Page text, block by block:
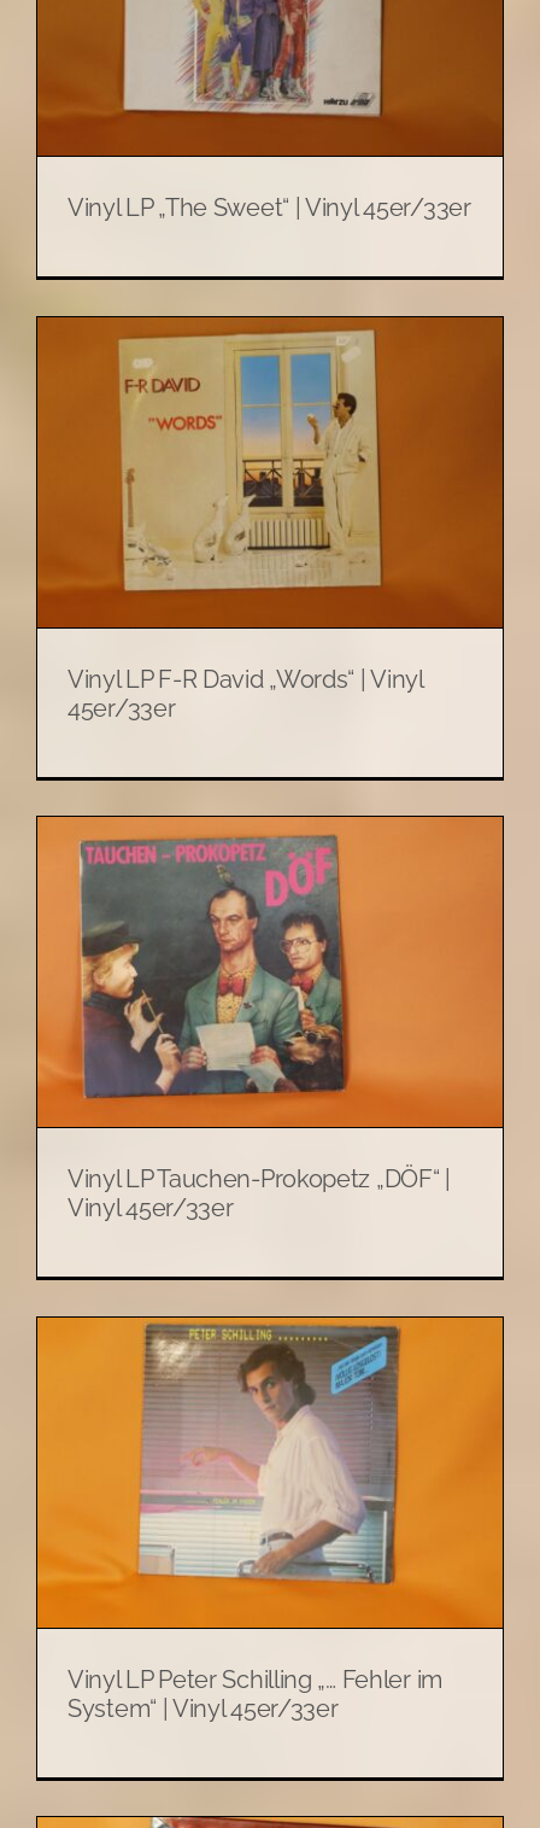
Vinyl LP „The Sweet“ | Vinyl 45er/33er
Vinyl LP F-R David „Words“ | Vinyl
45er/33er
Vinyl LP Tauchen-Prokopetz „DÖF“ |
Vinyl 45er/33er
Vinyl LP Peter Schilling „… Fehler im
System“ | Vinyl 45er/33er